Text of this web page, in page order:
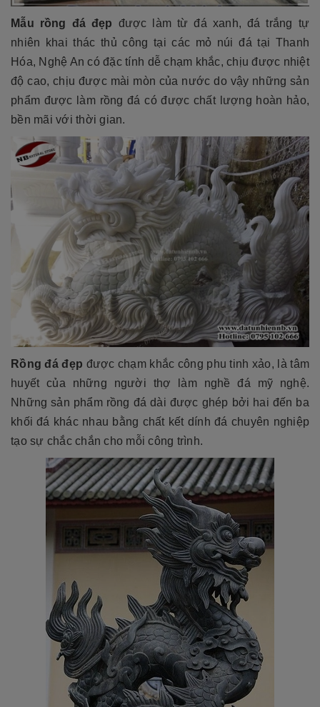
Mẫu rồng đá đẹp được làm từ đá xanh, đá trắng tự
nhiên khai thác thủ công tại các mỏ núi đá tại Thanh
Hóa, Nghệ An có đặc tính dễ chạm khắc, chịu được nhiệt
độ cao, chịu được mài mòn của nước do vậy những sản
phẩm được làm rồng đá có được chất lượng hoàn hảo,
bền mãi với thời gian.
Rồng đá đẹp được chạm khắc công phu tinh xảo, là tâm
huyết của những người thợ làm nghề đá mỹ nghệ.
Những sản phẩm rồng đá dài được ghép bởi hai đến ba
khối đá khác nhau bằng chất kết dính đá chuyên nghiệp
tạo sự chắc chắn cho mỗi công trình.